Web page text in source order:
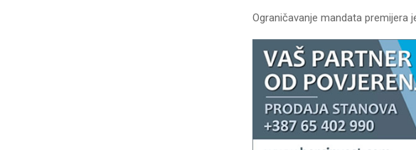
Ograničavanje mandata premijera